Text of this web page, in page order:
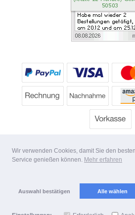
Wir verwenden Cookies, damit Sie den besten
Service genießen können. Mehr erfahren
Auswahl bestätigen Alle wählen
Alle Preise inkl.
Copyright 2026 by
Mobile Shop by